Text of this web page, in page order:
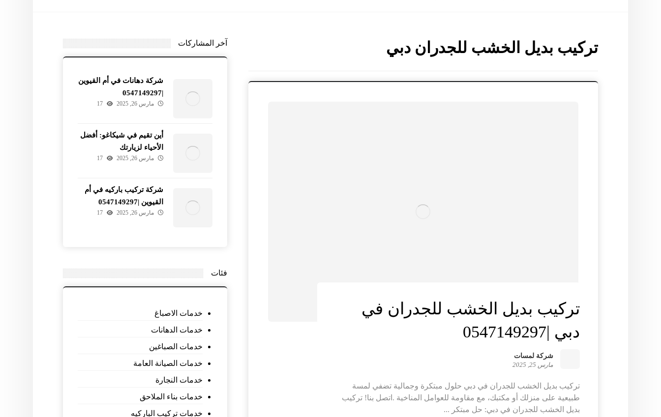
تركيب بديل الخشب للجدران دبي
تركيب بديل الخشب للجدران في
دبي |0547149297
شركة لمسات
مارس 25, 2025
تركيب بديل الخشب للجدران في دبي حلول مبتكرة وجمالية تضفي لمسة
طبيعية على منزلك أو مكتبك، مع مقاومة للعوامل المناخية .اتصل بنا! تركيب
بديل الخشب للجدران في دبي: حل مبتكر ...
آخر المشاركات
شركة دهانات في أم القيوين
|0547149297
مارس 26, 2025 17
أين تقيم في شيكاغو: أفضل
الأحياء لزيارتك
مارس 26, 2025 17
شركة تركيب باركيه في أم
القيوين |0547149297
مارس 26, 2025 17
فئات
خدمات الاصباغ
خدمات الدهانات
خدمات الصباغين
خدمات الصيانة العامة
خدمات النجارة
خدمات بناء الملاحق
خدمات تركيب الباركيه